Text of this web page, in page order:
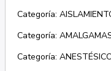
Categoría:
Categoría:
Categoría: